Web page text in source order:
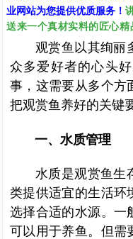
业网站为您提供优质服务！
送来一个真材实料的匠心精
观赏鱼以其绚丽
众多爱好者的心头
事，这需要从多个方
把观赏鱼养好的关键
一、水质管理
水质是观赏鱼生
类提供适宜的生活环
选择合适的水源。一
可以用于养鱼。但需